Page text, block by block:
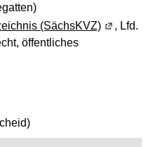
(SächsKVZ) (Wird in
, Lfd.
öffentliches